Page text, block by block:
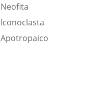
Neofita
Iconoclasta
Apotropaico